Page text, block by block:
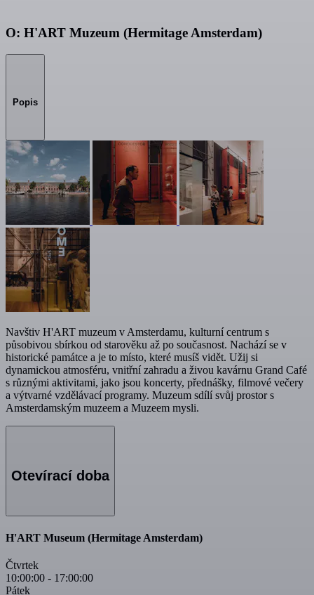
O: H'ART Muzeum (Hermitage Amsterdam)
Popis
Navštiv H'ART muzeum v Amsterdamu, kulturní centrum s
působivou sbírkou od starověku až po současnost. Nachází se v
historické památce a je to místo, které musíš vidět. Užij si
dynamickou atmosféru, vnitřní zahradu a živou kavárnu Grand Café
s různými aktivitami, jako jsou koncerty, přednášky, filmové večery
a výtvarné vzdělávací programy. Muzeum sdílí svůj prostor s
Amsterdamským muzeem a Muzeem mysli.
Otevírací doba
H'ART Museum (Hermitage Amsterdam)
Čtvrtek
10:00:00 - 17:00:00
Pátek